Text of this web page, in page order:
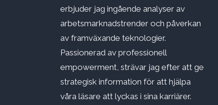
erbjuder jag ingående analyser av
arbetsmarknadstrender och påverkan
av framväxande teknologier.
Passionerad av professionell
empowerment, strävar jag efter att ge
strategisk information för att hjälpa
våra läsare att lyckas i sina karriärer.